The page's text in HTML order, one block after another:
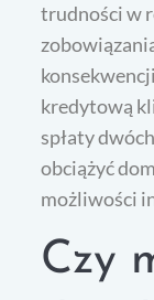
trudności w
kredytową
spłaty
obciążyć
możliwości
Czy